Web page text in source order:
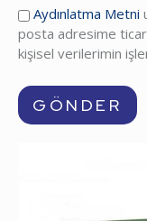
Aydınlatma Metni
posta adresime
kişisel verilerimin
GÖNDER